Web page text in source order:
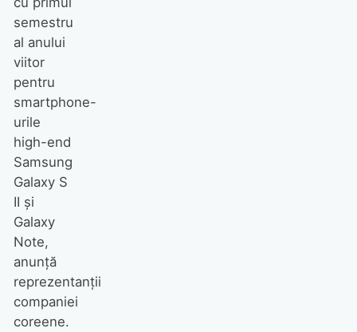
semestru
al anului
viitor
pentru
smartphone-
urile
high-end
Samsung
Galaxy S
II şi
Galaxy
Note,
anunţă
reprezentanţii
companiei
coreene.